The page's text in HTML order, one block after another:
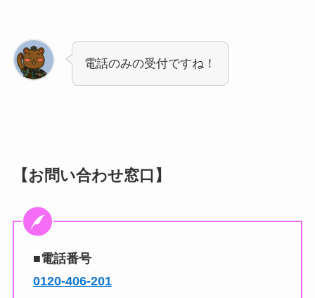
電話のみの受付ですね！
【お問い合わせ窓口】
■電話番号
0120-406-201